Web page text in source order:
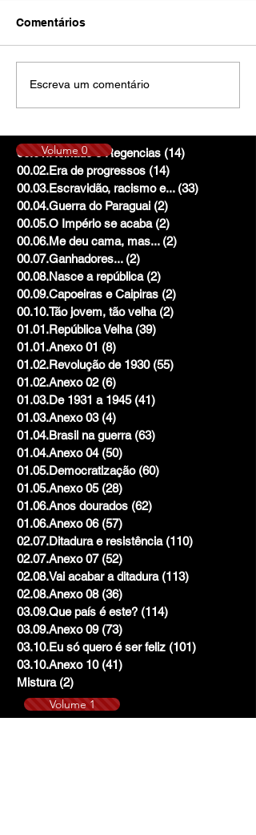
Comentários
Escreva um comentário
00.01.Reinado e Regencias (14)
00.02.Era de progressos (14)
00.03.Escravidão, racismo e... (33)
00.04.Guerra do Paraguai (2)
00.05.O Império se acaba (2)
00.06.Me deu cama, mas... (2)
00.07.Ganhadores... (2)
00.08.Nasce a república (2)
00.09.Capoeiras e Caipiras (2)
00.10.Tão jovem, tão velha (2)
01.01.República Velha (39)
01.01.Anexo 01 (8)
01.02.Revolução de 1930 (55)
01.02.Anexo 02 (6)
01.03.De 1931 a 1945 (41)
01.03.Anexo 03 (4)
01.04.Brasil na guerra (63)
01.04.Anexo 04 (50)
01.05.Democratização (60)
01.05.Anexo 05 (28)
01.06.Anos dourados (62)
01.06.Anexo 06 (57)
02.07.Ditadura e resistência (110)
02.07.Anexo 07 (52)
02.08.Vai acabar a ditadura (113)
02.08.Anexo 08 (36)
03.09.Que país é este? (114)
03.09.Anexo 09 (73)
03.10.Eu só quero é ser feliz (101)
03.10.Anexo 10 (41)
Mistura (2)
Volume 1
Volume 0